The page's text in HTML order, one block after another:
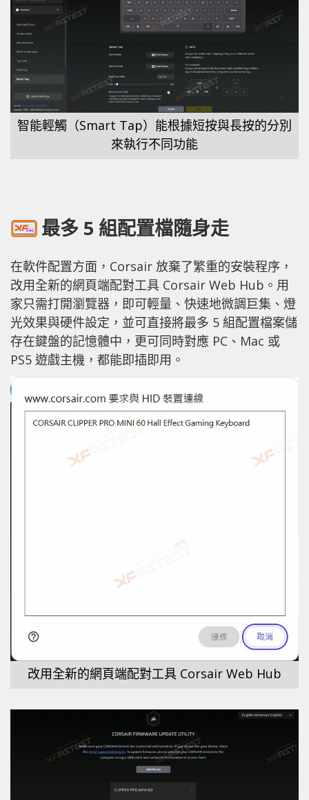
智能輕觸（Smart Tap）能根據短按與長按的分別
來執行不同功能
最多 5 組配置檔隨身走
在軟件配置方面，Corsair 放棄了繁重的安裝程序，
改用全新的網頁端配對工具 Corsair Web Hub。用
家只需打開瀏覽器，即可輕量、快速地微調巨集、燈
光效果與硬件設定，並可直接將最多 5 組配置檔案儲
存在鍵盤的記憶體中，更可同時對應 PC、Mac 或
PS5 遊戲主機，都能即插即用。
改用全新的網頁端配對工具 Corsair Web Hub